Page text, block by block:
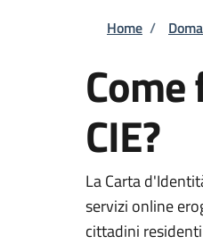
Home /
CIE?
La Carta
servizi online
cittadini